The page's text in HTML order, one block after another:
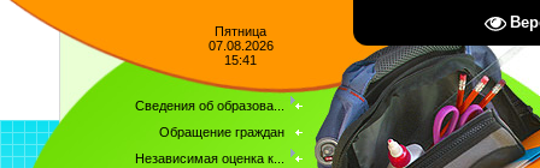
Пятница
07.08.2026
15:41
Сведения об образова...
Обращение граждан
Независимая оценка к...